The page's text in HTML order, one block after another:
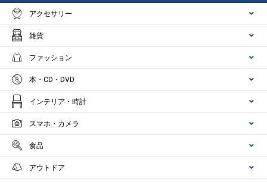
アクセサリー
雑貨
ファッション
本・CD・DVD
インテリア・時計
スマホ・カメラ
食品
アウトドア